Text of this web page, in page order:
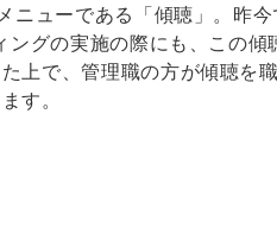
ニューである「傾聴」。昨
グの実施の際にも、この傾
上で、管理職の方が傾聴
す。